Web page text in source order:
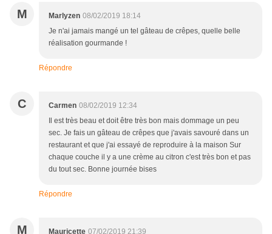
M Marlyzen 08/02/2019 18:14
Je n'ai jamais mangé un tel gâteau de crêpes, quelle belle
réalisation gourmande !
Répondre
C Carmen 08/02/2019 12:34
Il est très beau et doit être très bon mais dommage un peu
sec. Je fais un gâteau de crêpes que j'avais savouré dans un
restaurant et que j'ai essayé de reproduire à la maison Sur
chaque couche il y a une crème au citron c'est très bon et pas
du tout sec. Bonne journée bises
Répondre
M Mauricette 07/02/2019 21:39